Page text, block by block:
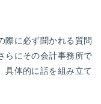
際に必ず聞かれる質問
らにその会計事務所で
具体的に話を組み立て